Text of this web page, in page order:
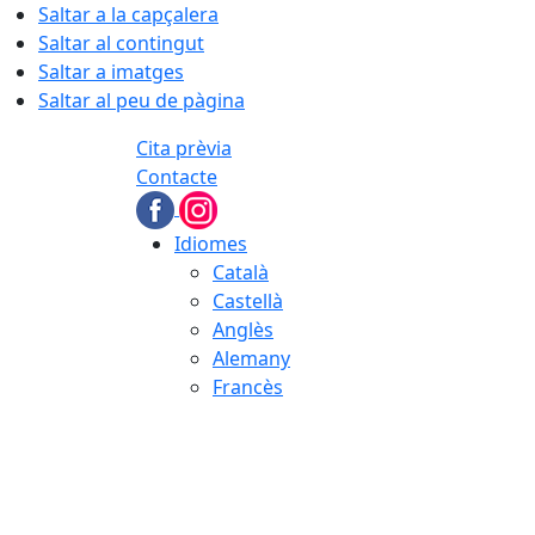
Saltar a la capçalera
Saltar al contingut
Saltar a imatges
Saltar al peu de pàgina
Cita prèvia
Contacte
Idiomes
Català
Castellà
Anglès
Alemany
Francès